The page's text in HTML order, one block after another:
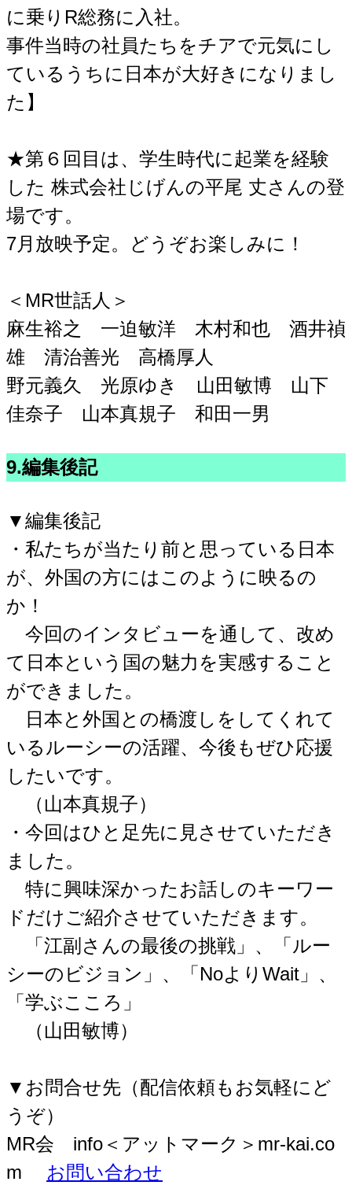
に乗りR総務に入社。
事件当時の社員たちをチアで元気にし
ているうちに日本が大好きになりまし
た】
★第６回目は、学生時代に起業を経験
した 株式会社じげんの平尾 丈さんの登
場です。
7月放映予定。どうぞお楽しみに！
＜MR世話人＞
麻生裕之 一迫敏洋 木村和也 酒井禎
雄 清治善光 高橋厚人
野元義久 光原ゆき 山田敏博 山下
佳奈子 山本真規子 和田一男
9.編集後記
▼編集後記
・私たちが当たり前と思っている日本
が、外国の方にはこのように映るの
か！
今回のインタビューを通して、改め
て日本という国の魅力を実感すること
ができました。
日本と外国との橋渡しをしてくれて
いるルーシーの活躍、今後もぜひ応援
したいです。
（山本真規子）
・今回はひと足先に見させていただき
ました。
特に興味深かったお話しのキーワー
ドだけご紹介させていただきます。
「江副さんの最後の挑戦」、「ルー
シーのビジョン」、「NoよりWait」、
「学ぶこころ」
（山田敏博）
▼お問合せ先（配信依頼もお気軽にど
うぞ）
MR会 info＜アットマーク＞mr-kai.co
m お問い合わせ